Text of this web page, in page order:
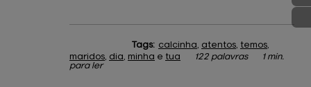
Tags: calcinha, atentos, temos,
maridos, dia, minha e tua 122 palavras
1 min.
para ler